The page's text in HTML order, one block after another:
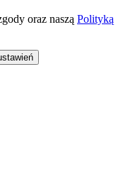
oraz naszą Polityką